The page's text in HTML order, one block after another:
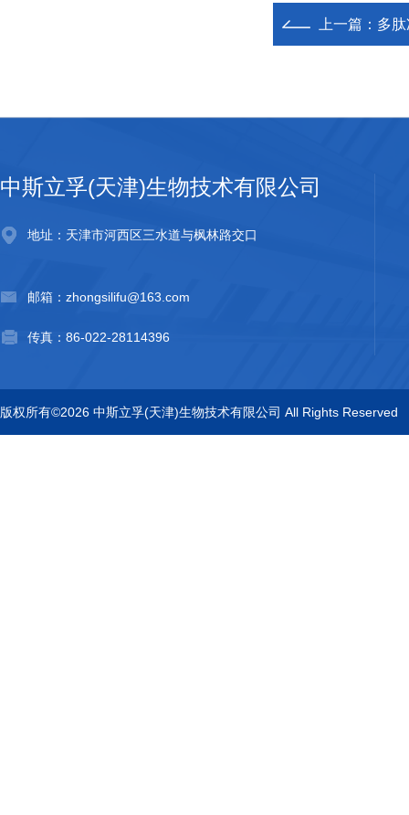
上一篇： 多
中斯立孚(天津)生物技术有限公司
地址：天津市河西区三水道与枫林路交口
邮箱：zhongsilifu@163.com
传真：86-022-28114396
版权所有©2026 中斯立孚(天津)生物技术有限公司 All Rights Reserved